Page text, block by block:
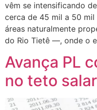
vêm se intensificando
cerca de 45 mil a 50 mil
áreas naturalmente
do Rio Tietê —, onde o
Avança PL
no teto